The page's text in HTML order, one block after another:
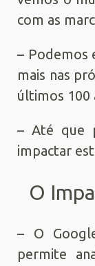
com as
– Podemos
mais nas
últimos 100
– Até que
impactar
O
– O
permite